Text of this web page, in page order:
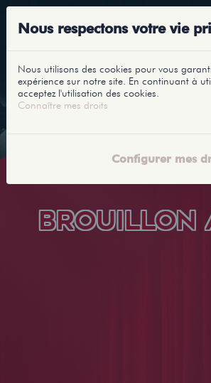
BROUILLON
Nous respectons votre vie
Nous utilisons des cookies pour vous
expérience sur notre site. En continuant à
acceptez l'utilisation des cookies.
Connaître mes droits
Configurer mes